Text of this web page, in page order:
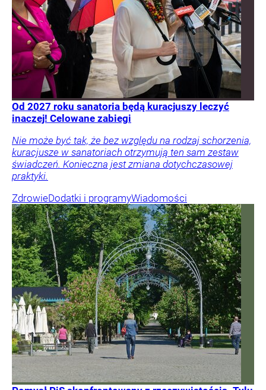
Od 2027 roku sanatoria będą kuracjuszy leczyć
inaczej! Celowane zabiegi
Nie może być tak, że bez względu na rodzaj schorzenia,
kuracjusze w sanatoriach otrzymują ten sam zestaw
świadczeń. Konieczna jest zmiana dotychczasowej
praktyki.
ZdrowieDodatki i programyWiadomości